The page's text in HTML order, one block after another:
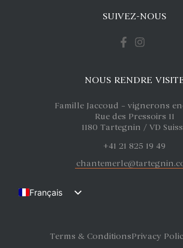
SUIVEZ-NOUS
NOUS RENDRE
Famille Jaccoud – vignerons
Rue des Pressoirs 11
1180 Tartegnin / VD
+41 21 825 19 49
Français
DeutschTerms & ConditionsPrivacy